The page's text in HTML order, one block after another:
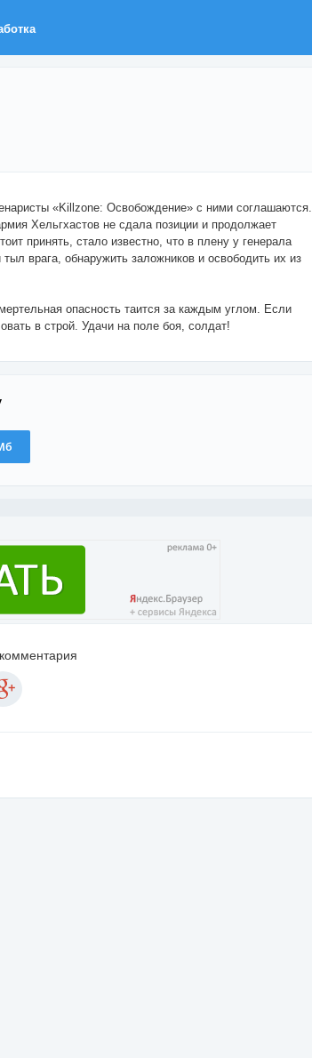
«Killzone: Освобождение» с ними соглашаются.
Хельгхастов не сдала позиции и продолжает
принять, стало известно, что в плену у генерала
врага, обнаружить заложников и освободить их из
опасность таится за каждым углом. Если
в строй. Удачи на поле боя, солдат!